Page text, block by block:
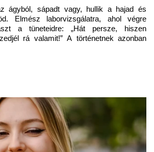
ágyból, sápadt vagy, hullik a hajad és
Elmész laborvizsgálatra, ahol végre
a tüneteidre: „Hát persze, hiszen
rá valamit!” A történetnek azonban